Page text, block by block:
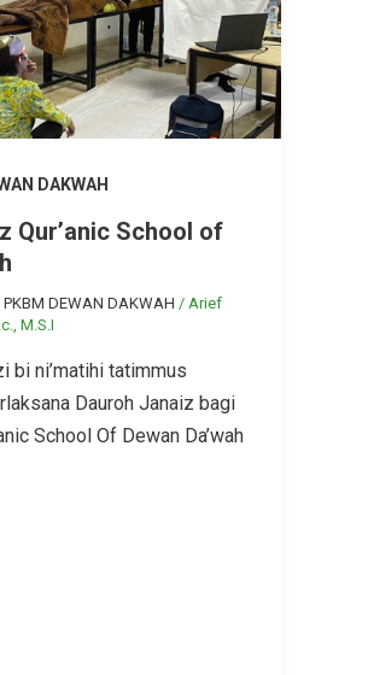
DAKWAH
Qur’anic School of
,PKBM DEWAN DAKWAH / Arief
M.S.I
bi ni’matihi tatimmus
Dauroh Janaiz bagi
School Of Dewan Da’wah